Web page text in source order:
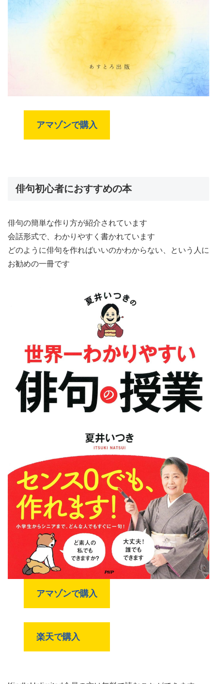
アマゾンで購入
俳句初心者におすすめの本
俳句の簡単な作り方が紹介されています
会話形式で、わかりやすく書かれています
どのように俳句を作ればいいのかわからない、という人に
お勧めの一冊です
アマゾンで購入
楽天で購入